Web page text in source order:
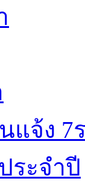
แจ้ง 7
ระจำปี